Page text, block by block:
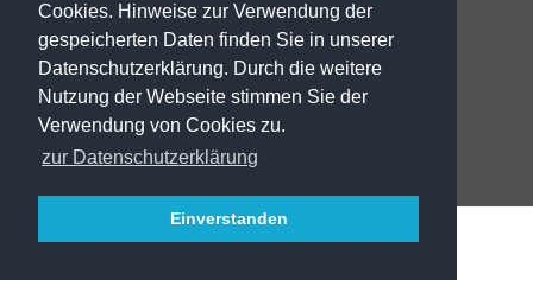
Cookies. Hinweise zur Verwendung der
gespeicherten Daten finden Sie in unserer
Datenschutzerklärung. Durch die weitere
Nutzung der Webseite stimmen Sie der
Verwendung von Cookies zu.
zur Datenschutzerklärung
Einverstanden
Kontakt
Impressum
Datenschutzerklärung
Jobs/Praktika
Fördermöglichkeiten
INSTA